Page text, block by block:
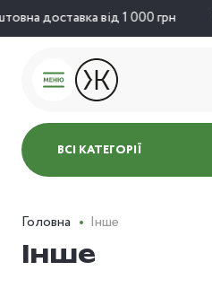
доставка від 1 000 грн
ВСІ КАТЕГОРІЇ
Головна Інше
Інше